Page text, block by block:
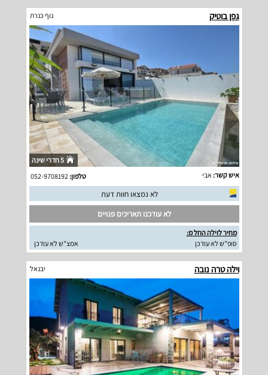
גפן בוטיק נוף כנרת
5 חדרי שינה
איש קשר: אבי טלפון:
לא נמצאו חוות דעת
לא עודכנו תאריכים פנויים
מחיר לוילה החל מ:
סופ"ש לא עודכן
אמצ"ש לא עודכן
וילה טרה נובה יבנאל